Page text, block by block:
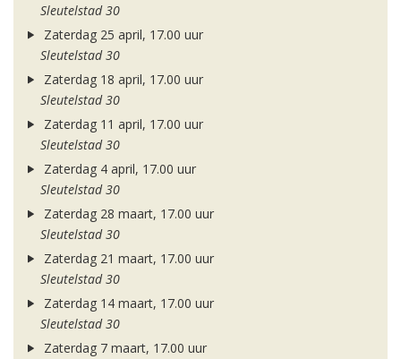
Sleutelstad 30
Zaterdag 25 april, 17.00 uur
Sleutelstad 30
Zaterdag 18 april, 17.00 uur
Sleutelstad 30
Zaterdag 11 april, 17.00 uur
Sleutelstad 30
Zaterdag 4 april, 17.00 uur
Sleutelstad 30
Zaterdag 28 maart, 17.00 uur
Sleutelstad 30
Zaterdag 21 maart, 17.00 uur
Sleutelstad 30
Zaterdag 14 maart, 17.00 uur
Sleutelstad 30
Zaterdag 7 maart, 17.00 uur